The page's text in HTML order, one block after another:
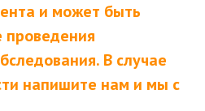
и может быть
проведения
В случае
напишите нам и мы с